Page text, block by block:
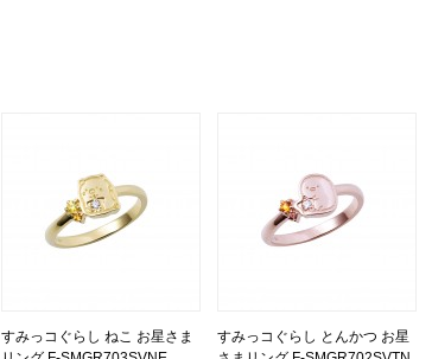
すみっコぐらし ねこ お星さま
すみっコぐらし とんかつ お星